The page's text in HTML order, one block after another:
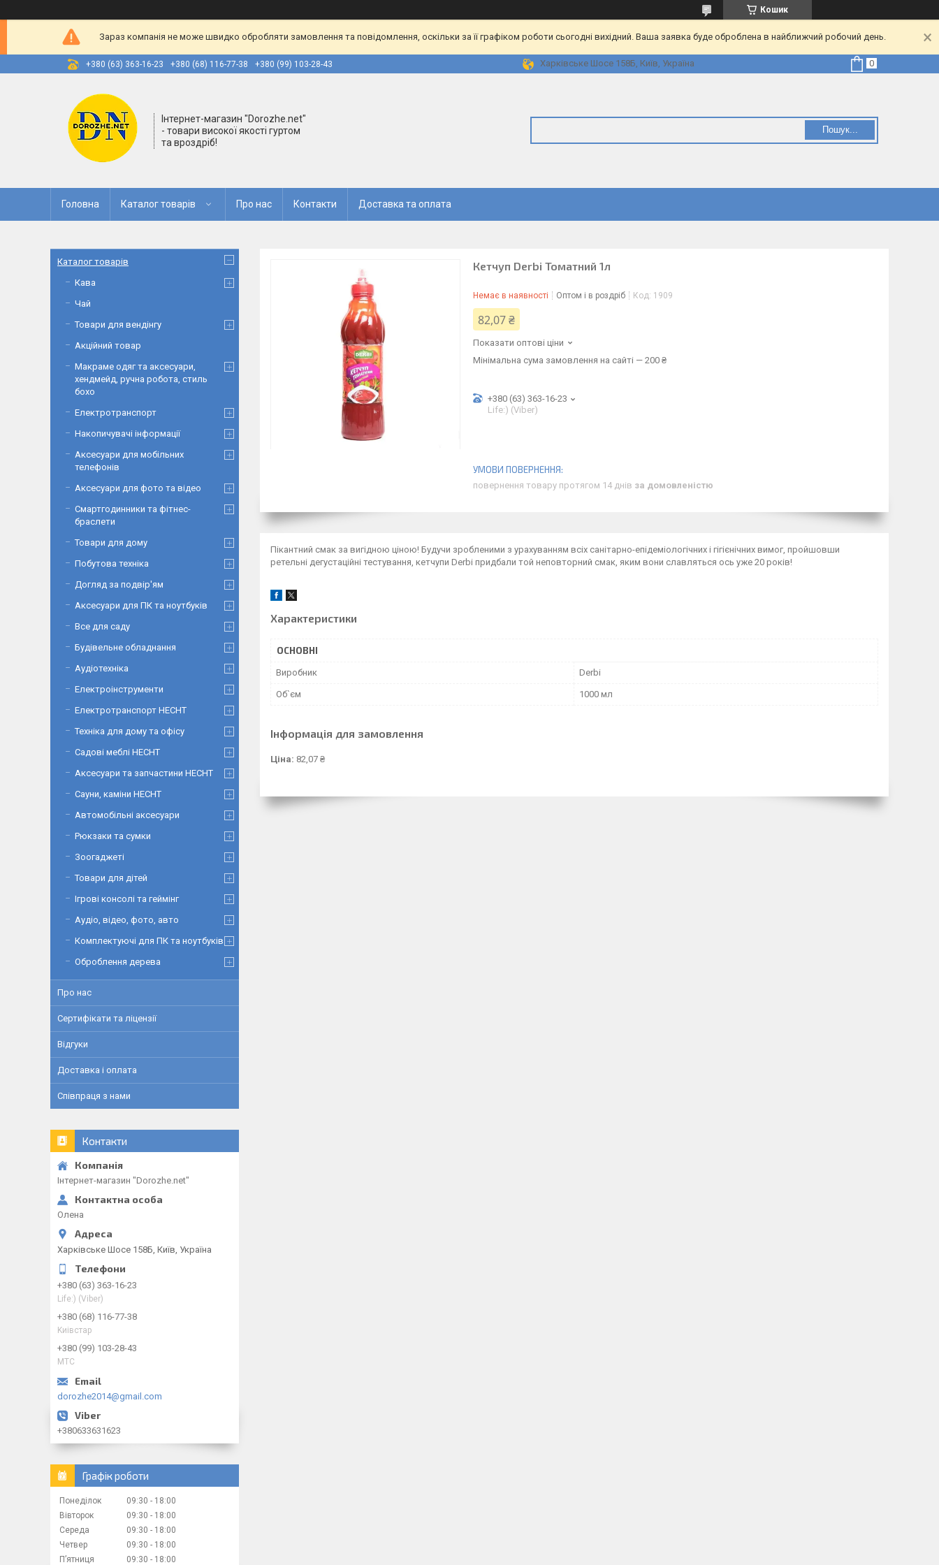
Кошик
Зараз компанія не може швидко обробляти замовлення та повідомлення, оскільки за її графіком роботи сьогодні вихідний. Ваша заявка буде оброблена в найближчий робочий день.
+380 (63) 363-16-23 +380 (68) 116-77-38 +380 (99) 103-28-43 Харківське Шосе 158Б, Київ, Україна
Інтернет-магазин "Dorozhe.net"
- товари високої якості гуртом
та вроздріб!
Пошук...
Головна Каталог товарів Про нас Контакти Доставка та оплата
Кетчуп Derbi Томатний 1л
Немає в наявності Оптом і в роздріб Код: 1909
82,07 ₴
Показати оптові ціни
Мінімальна сума замовлення на сайті — 200 ₴
+380 (63) 363-16-23
Life:) (Viber)
повернення товару протягом 14 днів за домовленістю
Пікантний смак за вигідною ціною! Будучи зробленими з урахуванням всіх санітарно-епідеміологічних і гігієнічних вимог, пройшовши
ретельні дегустаційні тестування, кетчупи Derbi придбали той неповторний смак, яким вони славляться ось уже 20 років!
Характеристики
ОСНОВНІ
Виробник Derbi
Об`єм 1000 мл
Інформація для замовлення
Ціна: 82,07 ₴
Каталог товарів
Кава
Чай
Товари для вендінгу
Акційний товар
Макраме одяг та аксесуари,
хендмейд, ручна робота, стиль
бохо
Електротранспорт
Накопичувачі інформації
Аксесуари для мобільних
телефонів
Аксесуари для фото та відео
Смартгодинники та фітнес-
браслети
Товари для дому
Побутова техніка
Догляд за подвір'ям
Аксесуари для ПК та ноутбуків
Все для саду
Будівельне обладнання
Аудіотехніка
Електроінструменти
Електротранспорт HECHT
Техніка для дому та офісу
Садові меблі HECHT
Аксесуари та запчастини HECHT
Сауни, каміни HECHT
Автомобільні аксесуари
Рюкзаки та сумки
Зоогаджеті
Товари для дітей
Ігрові консолі та геймінг
Аудіо, відео, фото, авто
Комплектуючі для ПК та ноутбуків
Оброблення дерева
Про нас
Сертифікати та ліцензії
Відгуки
Доставка і оплата
Співпраця з нами
Контакти
Інтернет-магазин "Dorozhe.net"
Олена
Харківське Шосе 158Б, Київ, Україна
+380 (63) 363-16-23
Life:) (Viber)
+380 (68) 116-77-38
Kиiвcтap
+380 (99) 103-28-43
МТС
dorozhe2014@gmail.com
+380633631623
Графік роботи
Понеділок 09:30
18:00
Вівторок
09:30
18:00
Середа
09:30
18:00
Четвер
09:30
18:00
Пʼятниця
09:30 18:00